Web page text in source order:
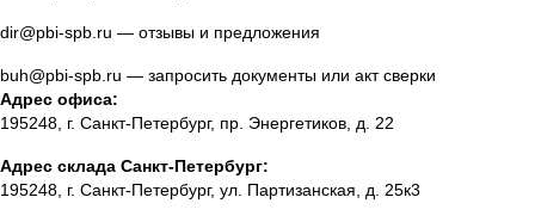
dir@pbi-spb.ru — отзывы и предложения
buh@pbi-spb.ru — запросить документы или акт сверки
Адрес офиса:
195248, г. Санкт-Петербург, пр. Энергетиков, д. 22
Адрес склада Санкт-Петербург:
195248, г. Санкт-Петербург, ул. Партизанская, д. 25к3